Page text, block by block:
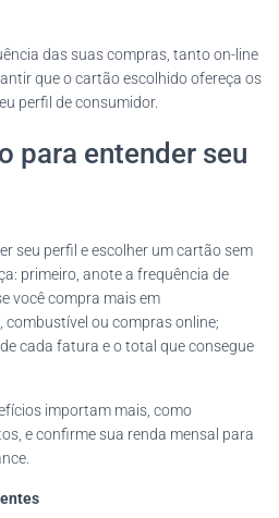
das suas compras, tanto on-line
que o cartão escolhido ofereça os
perfil de consumidor.
para entender seu
seu perfil e escolher um cartão sem
primeiro, anote a frequência de
você compra mais em
ou compras online;
cada fatura e o total que consegue
importam mais, como
e confirme sua renda mensal para